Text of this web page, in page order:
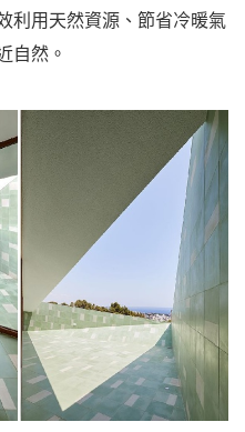
利用天然資源、節省冷暖氣
自然。